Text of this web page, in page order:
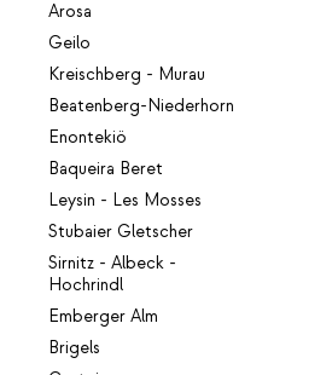
Arosa
Geilo
Kreischberg - Murau
Beatenberg-Niederhorn
Enontekiö
Baqueira Beret
Leysin - Les Mosses
Stubaier Gletscher
Sirnitz - Albeck -
Hochrindl
Emberger Alm
Brigels